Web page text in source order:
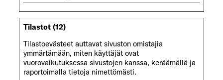
Tilastot (12)
Tilastoevästeet auttavat sivuston omistajia
ymmärtämään, miten käyttäjät ovat
vuorovaikutuksessa sivustojen kanssa, keräämällä ja
raportoimalla tietoja nimettömästi.